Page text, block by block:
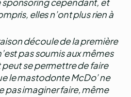
sponsoring cependant, et
elles n’ont plus rien à
découle de la première
pas soumis aux mêmes
se permettre de faire
le mastodonte McDo’ ne
pas imaginer faire, même